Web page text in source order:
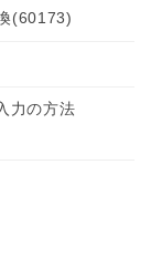
(60173)
力の方法